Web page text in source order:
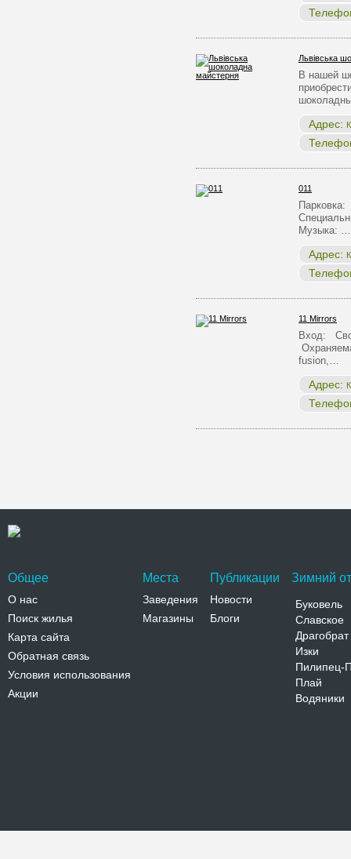
Львівська
В нашей
Адрес:
011
Музыка: …
Адрес:
11 Mirrors
Вход:
fusion,…
Адрес:
Общее
О нас
Поиск жилья
Карта сайта
Обратная связь
Условия использования
Акции
Места
Заведения
Магазины
Публикации
Новости
Блоги
Зимний
Буковель
Славское
Драгобрат
Изки
Пилипец-
Плай
Водяники